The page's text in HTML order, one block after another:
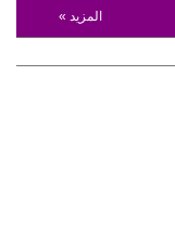
المزيد »